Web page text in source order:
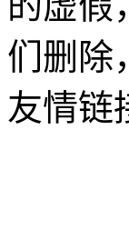
们删除
友情链